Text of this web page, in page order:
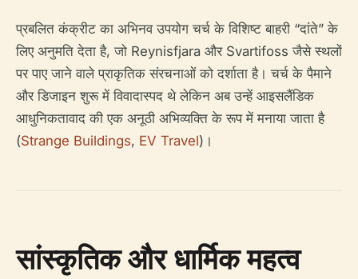
प्रबलित कंक्रीट का अभिनव उपयोग चर्च के विशिष्ट बाहरी “दांते” के
लिए अनुमति देता है, जो Reynisfjara और Svartifoss जैसे स्थलों
पर पाए जाने वाले प्राकृतिक संरचनाओं को दर्शाता है। चर्च के पैमाने
और डिजाइन शुरू में विवादास्पद थे लेकिन अब उन्हें आइसलैंडिक
आधुनिकतावाद की एक अनूठी अभिव्यक्ति के रूप में मनाया जाता है
(Strange Buildings, EV Travel)।
सांस्कृतिक और धार्मिक महत्व